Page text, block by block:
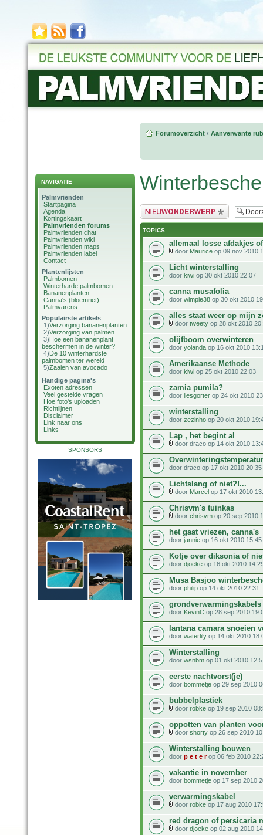
NAVIGATIE
Palmvrienden
Startpagina
Agenda
Kortingskaart
Palmvrienden forums
Palmvrienden chat
Palmvrienden wiki
Palmvrienden maps
Palmvrienden label
Contact
Plantenlijsten
Palmbomen
Winterharde palmbomen
Bananenplanten
Canna's (bloemriet)
Palmvarens
Populairste artikels
1)Verzorging bananenplanten
2)Verzorging van palmen
3)Hoe een bananenplant
beschermen in de winter?
4)De 10 winterhardste
palmbomen ter wereld
5)Zaaien van avocado
Handige pagina's
Exoten adressen
Veel gestelde vragen
Hoe foto's uploaden
Richtlijnen
Disclaimer
Link naar ons
Links
SPONSORS
Forumoverzicht ‹ Aanverwante
Plaats een nieuw bericht
TOPICS
allemaal losse afdakjes
door Maurice op 09 nov 2010
Licht winterstalling
door kiwi op 30 okt 2010 22:07
canna musafolia
door wimpie38 op 30 okt 2010
alles staat weer op mijn
door tweety op 28 okt 2010
olijfboom overwinteren
door yolanda op 16 okt 2010
Amerikaanse Methode
door kiwi op 25 okt 2010 22:03
zamia pumila?
door liesgorter op 24 okt 2010
winterstalling
door zezinho op 20 okt 2010
Lap , het begint al
door draco op 14 okt 2010
door draco op 17 okt 2010 20:35
Lichtslang of niet?!...
door Marcel op 17 okt 2010
Chrisvm's tuinkas
door chrisvm op 20 sep 2010
het gaat vriezen, canna's
door jannie op 16 okt 2010 15:45
Kotje over diksonia of
door djoeke op 16 okt 2010
Musa Basjoo
door philip op 14 okt 2010 22:31
grondverwarmingskabels
door KevinC op 28 sep 2010
lantana camara snoeien
door waterlily op 14 okt 2010
Winterstalling
door wsnbm op 01 okt 2010
eerste nachtvorst(je)
door bommetje op 29 sep 2010
bubbelplastiek
door robke op 19 sep 2010
oppotten van planten
door shorty op 26 sep 2010
Winterstalling bouwen
door p e t e rop 06 feb 2010
vakantie in november
door bommetje op 17 sep 2010
verwarmingskabel
door robke op 17 aug 2010
red dragon of persicaria
door djoeke op 02 aug 2010